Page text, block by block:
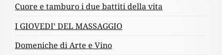
Cuore e tamburo i due battiti della vita
I GIOVEDI’ DEL MASSAGGIO
Domeniche di Arte e Vino